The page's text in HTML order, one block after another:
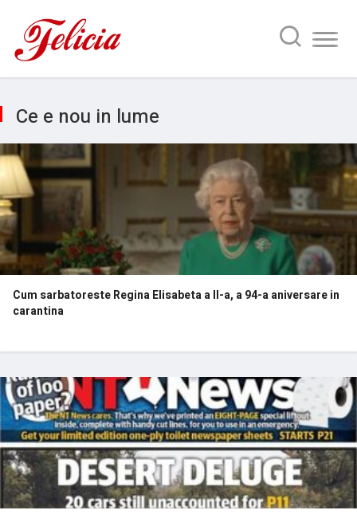
Ce e nou in lume
Cum sarbatoreste Regina Elisabeta a II-a, a 94-a aniversare in
carantina